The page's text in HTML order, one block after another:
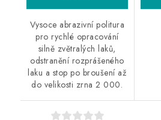
Vysoce abrazivní politura
pro rychlé opracování
silně zvětralých laků,
odstranění rozprášeného
laku a stop po broušení až
do velikosti zrna 2 000.